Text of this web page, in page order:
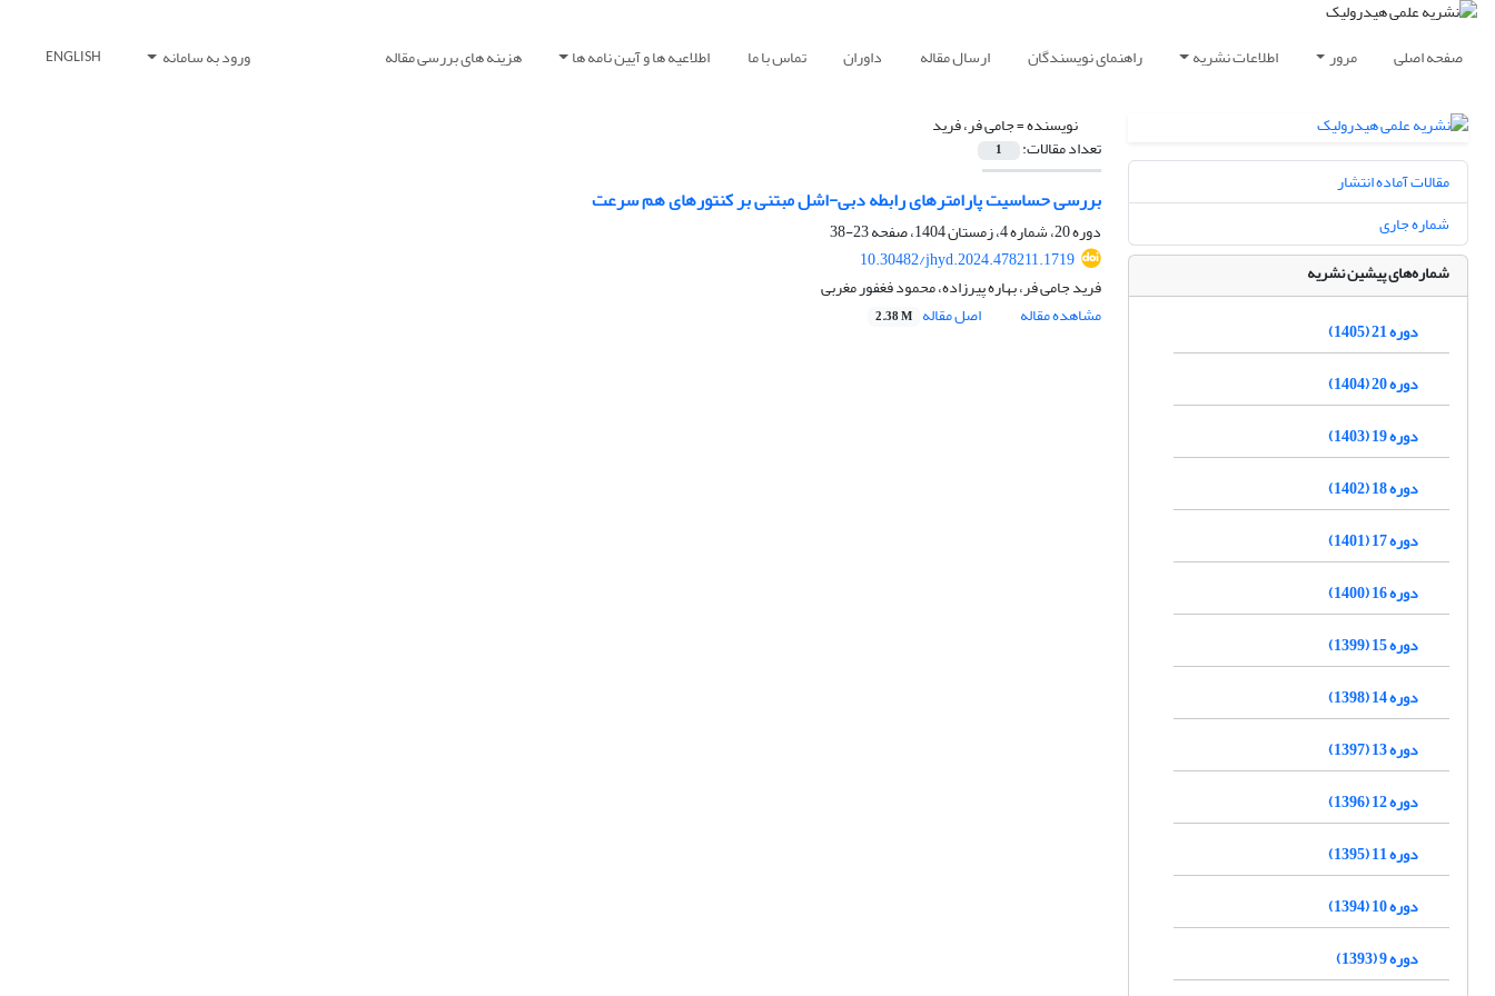
صفحه اصلی مرور اطلاعات نشریه راهنمای نویسندگان ارسال مقاله داوران تماس با ما اطلاعیه ها و آیین نامه ها هزینه های بررسی مقاله ورود به سامانه ENGLISH
نویسنده =جامی فر، فرید
تعداد مقالات: 1
بررسی حساسیت پارامترهای رابطه دبی-اشل مبتنی بر کنتورهای هم سرعت
دوره 20، شماره 4، زمستان 1404، صفحه
23-38
10.30482/jhyd.2024.478211.1719
فرید جامی فر، بهاره پیرزاده، محمود فغفور مغربی
مشاهده مقاله
اصل مقاله 2.38 M
مقالات آماده انتشار
شماره جاری
شماره‌های پیشین نشریه
دوره 21 (1405)
دوره 20 (1404)
دوره 19 (1403)
دوره 18 (1402)
دوره 17 (1401)
دوره 16 (1400)
دوره 15 (1399)
دوره 14 (1398)
دوره 13 (1397)
دوره 12 (1396)
دوره 11 (1395)
دوره 10 (1394)
دوره 9 (1393)